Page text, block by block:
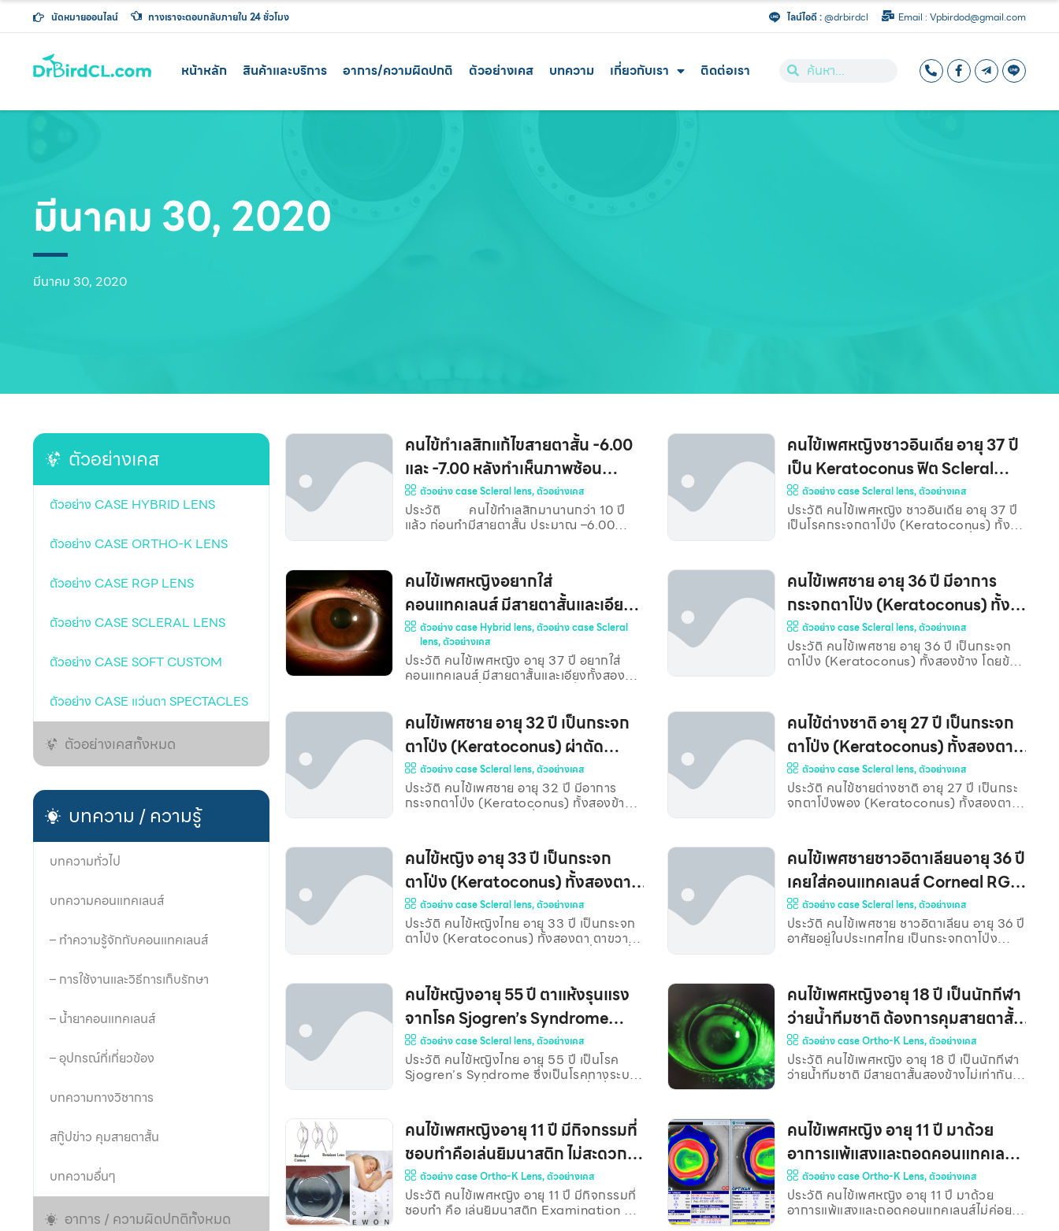
นัดหมายออนไลน์ ทางเราจะตอบกลับภายใน 24 ชั่วโมง ไลน์ไอดี :@drbirdcl Email : Vpbirdod@gmail.com
หน้าหลัก สินค้าและบริการ อาการ/ความผิดปกติ ตัวอย่างเคส บทความ เกี่ยวกับเรา ติดต่อเรา
มีนาคม 30, 2020
มีนาคม 30, 2020
ตัวอย่างเคส
ตัวอย่าง CASE HYBRID LENS
ตัวอย่าง CASE ORTHO-K LENS
ตัวอย่าง CASE RGP LENS
ตัวอย่าง CASE SCLERAL LENS
ตัวอย่าง CASE SOFT CUSTOM
ตัวอย่าง CASE แว่นตา SPECTACLES
ตัวอย่างเคสทั้งหมด
บทความ / ความรู้
บทความทั่วไป
บทความคอนแทคเลนส์
– ทำความรู้จักกับคอนแทคเลนส์
– การใช้งานและวิธีการเก็บรักษา
– น้ำยาคอนแทคเลนส์
– อุปกรณ์ที่เกี่ยวข้อง
บทความทางวิชาการ
สกู๊ปข่าว คุมสายตาสั้น
บทความอื่นๆ
อาการ / ความผิดปกติทั้งหมด
คนไข้ทำเลสิกแก้ไขสายตาสั้น -6.00
และ -7.00 หลังทำเห็นภาพซ้อน
(B06955)**
ตัวอย่าง case Scleral lens,ตัวอย่างเคส
ประวัติ คนไข้ทำเลสิกมานานกว่า 10 ปี
แล้ว ก่อนทำมีสายตาสั้น ประมาณ –6.00
เฉพาะในตาขวา ประวัติทางตาอื่นๆ มีประวัติ
วุ้นตาเสื่อมมาก เห็นหยากไย่ลอยไปมาในตา
เคยยิงเลเซอร์ที่จอตา เพื่อลดโอกาสเกิดจอตา
ฉีกขาดหลุดลอก เนื่องจากพบว่าจอตามีรูรั่ว
มีประวัติเคยทำ Visual Training จากการ
ตรวจวัดสายตาอย่างละเอียด พบว่า มีสายตา
เอียงด้านขวามากกว่าด้านซ้าย ดังข้อมูลด้าน
ล่าง Subjective Refraction (ก่อนใช้เลนส์)
ตาขวา : +0.50-
คนไข้เพศหญิงชาวอินเดีย อายุ 37 ปี
เป็น Keratoconus ฟิต Scleral
lens ที่ประเทศ อินเดียใช้มานาน 10 ปี
ปัจจุบันตาแดงมาก (B07200)**
ตัวอย่าง case Scleral lens,ตัวอย่างเคส
ประวัติ คนไข้เพศหญิง ชาวอินเดีย อายุ 37 ปี
เป็นโรคกระจกตาโป่ง (Keratoconus) ทั้ง
เลนส์ สามารถใส่ได้นานทั้งวัน แต่ระยะหลังๆ
เริ่มมีปัญหาใส่เลนส์แล้วตาจะแดงตลอดเวลา
และมีปัญหาตาติดเชื้อบ่อยครั้งในปีที่ผ่านมา
เมื่อซักประวัติเพิ่มเติม พบว่า คนไข้ไม่เคยล้าง
คราบโปรตีนเลย ใช้แต่น้ำยาแช่เลนส์หลังจาก
ถอดเท่านั้น เมื่อตรวจดูเลนส์ขณะอยู่บน
ดวงตา พบว่า เลนส์มีสีเข้ม และมีคราบโปรตีน
คนไข้เพศหญิงอยากใส่
คอนแทคเลนส์ มีสายตาสั้นและเอียง
ใส่คอนแทคเลนส์นิ่มทั่วไปตามท้อง
ตลาดแล้วตาแห้ง และมีต้อล้มทั้งสอง
ข้าง (B06490)**
ตัวอย่าง case Hybrid lens,ตัวอย่าง case Scleral
lens,ตัวอย่างเคส
ประวัติ คนไข้เพศหญิง อายุ 37 ปี อยากใส่
คอนแทคเลนส์ มีสายตาสั้นและเอียงทั้งสอง
ตามาก ปัจจุบันเลยไม่ได้ใส่คอนแทคเลนส์ ผล
การตรวจตา มีอาการตาแห้ง โดยตรวจ Tear
break up time (TBUT) ได้ 5 วินาที มีต้อ
ล้มทั้งสองข้าง ค่าสายตาจริงที่วัดได้ทั้งสอง
ข้าง (Subjective refraction) ตาขวา :
-2.25-3.50×169 VA 20/25+1 ตาซ้าย :
-3.00-3.50×005 VA 20/30-1 จากการ
คนไข้เพศชาย อายุ 36 ปี มีอาการ
กระจกตาโป่ง (Keratoconus) ทั้ง
สองข้าง โดยใส่ Ring ที่ตา
ขวา(B07056)**
ตัวอย่าง case Scleral lens,ตัวอย่างเคส
ประวัติ คนไข้เพศชาย อายุ 36 ปี เป็นกระจก
ตาโป่ง (Keratoconus) ทั้งสองข้าง โดยข้าง
อุบัติเหตุทำให้ตาขวามีรอยกระจกตาขุ่นใน
บริเวณที่ใส่ Ring ภายหลังได้นำ Ring ออก
แต่ยังมีแผลเป็นอยู่ จากการซักประวัติเพิ่มเติม
พบว่า คนไข้ไม่เคยใส่คอนแทคเลนส์ชนิดแข็ง
(RGP) มาก่อน และคนไข้ต้องการมองเห็นชัด
ขึ้น จักษุแพทย์จึงแนะนำให้มาลองใส่ RGP ค่า
แว่นเดิมที่ใช้ ตาขวา : -1.50-1.25×009 ตา
คนไข้เพศชาย อายุ 32 ปี เป็นกระจก
ตาโป่ง (Keratoconus) ผ่าตัด
เปลี่ยนกระจกตา ก่อนที่จะมาใส่
Scleral lens(B06520)**
ตัวอย่าง case Scleral lens,ตัวอย่างเคส
ประวัติ คนไข้เพศชาย อายุ 32 ปี มีอาการ
กระจกตาโป่ง (Keratoconus) ทั้งสองข้าง
ได้ใส่แล้ว เนื่องจากใส่แล้วเคืองตามาก ส่วนตา
ซ้ายได้ทำการผ่าตัดเปลี่ยนกระจกตาเรียบร้อย
แล้ว หลังผ่าก็ใส่ RGP ไม่ได้เช่นเดียวกัน
คนไข้อยากมองเห็นชัดขึ้น จักษุแพทย์จึง
แนะนำมาทำ RGP ค่าแว่นปัจจุบันที่ใช้อยู่ การ
มองเห็นแย่มากโดยเฉพาะตาด้านขวา ตาขวา :
-6.00 VA 20/200 @ 1
เมตร ตาซ้าย : -6.00-4.25×166 VA
คนไข้ต่างชาติ อายุ 27 ปี เป็นกระจก
ตาโป่ง (Keratoconus) ทั้งสองตา
บอกว่า Scleral Lens ใส่สบายกว่า
Corneal RGP Lens(B06831)**
ตัวอย่าง case Scleral lens,ตัวอย่างเคส
ประวัติ คนไข้ชายต่างชาติ อายุ 27 ปี เป็นกระ
จกตาโป่งพอง (Keratoconus) ทั้งสองตา
หลุดหาย ต้องการทำเลนส์ซ้ายใหม่ จากการ
ถ่ายแผนที่กระจกตา พบว่า กระจกตาซ้ายมี
ความโป่งกว่าอย่างเห็นได้ชัด ซึ่งน่าจะเป็น
สาเหตุที่ทำให้เลนส์ซ้ายชิ้นเดิมหลุดออกจากตา
ง่าย ดร.เบิร์ด จึงแนะนำให้ใช้ Scleral Lens
แทนเลนส์เดิมที่มีขนาดเล็ก เพื่อความสบายตา
และไม่หลุดออกจากตาง่าย แต่คนไข้เลือกตัด
เลนส์ขนาดเล็กก่อนเพราะราคาถูกกว่า หลัง
คนไข้หญิง อายุ 33 ปี เป็นกระจก
ตาโป่ง (Keratoconus) ทั้งสองตา
ประมาณ 5-6 ปีที่แล้ว (B06496)**
ตัวอย่าง case Scleral lens,ตัวอย่างเคส
ประวัติ คนไข้หญิงไทย อายุ 33 ปี เป็นกระจก
ตาโป่ง (Keratoconus) ทั้งสองตา ตาขวา
ตาขวาเมื่อประมาณ 2 ปีที่แล้ว หลังเปลี่ยน
กระจกตา (Corneal Transplant) ร่างกาย
คนไข้ปฏิเสธเนื้อเยื่อกระจกตาผู้บริจาค
(Transplant Rejection) มีเส้นเลือดงอกเข้า
กระจกตาและกระจกตาขุ่น จักษุแพทย์บอกว่า
มีโอกาสที่จะต้องเปลี่ยนกระจกตาอีกรอบถ้า
เกิดการขุ่นตัวมากขึ้น ปัจจุบันคนไข้ใช้เฉพาะ
แว่นตา ซึ่งมีปัญหาแว่นที่ใส่อยู่มองเห็นได้ไม่
คนไข้เพศชายชาวอิตาเลียนอายุ 36 ปี
เคยใส่คอนแทคเลนส์ Corneal RGP
มีปัญหาเจ็บตาเมื่อใส่ สุดท้ายเปลี่ยน
มาใช้ Scleral lens(B07041)**
ตัวอย่าง case Scleral lens,ตัวอย่างเคส
ประวัติ คนไข้เพศชาย ชาวอิตาเลียน อายุ 36 ปี
อาศัยอยู่ในประเทศไทย เป็นกระจกตาโป่ง
(Corneal RGP) ส่วนตาขวาเคยใส่เลนส์แข็ง
แต่ใส่แล้วมีอาการเจ็บตาบ่อยครั้ง เลยเปลี่ยน
มาใช้เลนส์นิ่ม ซึ่งใส่สบายกว่าเลนส์แข็ง แต่
ให้การมองเห็นที่ไม่ชัดเจน คนไข้อยากได้เลนส์
ที่ใส่ได้สบายและมองเห็นชัดเจน ภาพถ่ายแผนที่
กระจกตา โดยด้านซ้าย คือ ตาขวาที่ใช้เลนส์นิ่ม
และด้านขวา คือ ตาซ้ายที่ใช้คอนแทคเลนส์
คนไข้หญิงอายุ 55 ปี ตาแห้งรุนแรง
จากโรค Sjogren’s Syndrome
ทำให้ต่อมน้ำตาถูกทำลาย
(07252)**
ตัวอย่าง case Scleral lens,ตัวอย่างเคส
ประวัติ คนไข้หญิงไทย อายุ 55 ปี เป็นโรค
Sjogren’s Syndrome ซึ่งเป็นโรคทางระบบ
(Severe Dry Eye) เกิดจากภูมิคุ้มกัน
ร่างกายตนเองทำงานผิดปกติ คิดว่าต่อมน้ำตา
เป็นสิ่งแปลกปลอม จึงเข้าไปทำลาย ทำให้ตา
แห้งมากเนื่องจากต่อมน้ำตาเหลือน้อยจนแทบ
ไม่มีการผลิตน้ำตา ผู้ป่วยบอกว่ามีอาการตา
แห้งมากมานาน 6-7 ปีแล้ว ปกติต้องหยอด
น้ำตาเทียมชั่วโมงละหลายๆครั้ง มีอาการแสบ
คนไข้เพศหญิงอายุ 18 ปี เป็นนักกีฬา
ว่ายน้ำทีมชาติ ต้องการคุมสายตาสั้น
และแก้ไขปัญหาสายตาสั้น
(06709)**
ตัวอย่าง case Ortho-K Lens,ตัวอย่างเคส
ประวัติ คนไข้เพศหญิง อายุ 18 ปี เป็นนักกีฬา
ว่ายน้ำทีมชาติ มีสายตาสั้นสองข้างไม่เท่ากัน
เพิ่มขึ้นอยู่ แก้ไขปัญหามองเห็นป้ายบอกเวลา
ไม่ชัด ขณะซ้อมหรือแข่งขัน เนื่องจากสายตา
สั้น แว่นตาว่ายน้ำที่มีสายตาสั้นก็ไม่มีสายตา
เอียงร่วมด้วย และไม่มีแบบที่สายตาสองข้าง
สั้นไม่เท่ากัน Examination วัด VA ตาเปล่า
ตาขวา 20/30 @6 เมตร ตาซ้าย 20/100
@6 เมตร ค่าสายตาที่วัดได้ก่อนใส่เลนส์
คนไข้เพศหญิงอายุ 11 ปี มีกิจกรรมที่
ชอบทำคือเล่นยิมนาสติก ไม่สะดวกใส่
แว่น(06978)**
ตัวอย่าง case Ortho-K Lens,ตัวอย่างเคส
ประวัติ คนไข้เพศหญิง อายุ 11 ปี มีกิจกรรมที่
ชอบทำ คือ เล่นยิมนาสติก Examination วัด
คนไข้เพศหญิง อายุ 11 ปี มาด้วย
อาการแพ้แสงและถอดคอนแทคเลนส์
ไม่ค่อยออก (06784)**
ตัวอย่าง case Ortho-K Lens,ตัวอย่างเคส
ประวัติ คนไข้เพศหญิง อายุ 11 ปี มาด้วย
อาการแพ้แสงและถอดคอนแทคเลนส์ไม่ค่อย